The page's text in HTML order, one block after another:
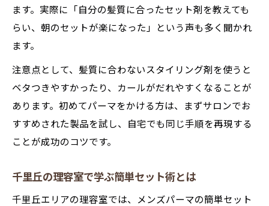
摂津市で注目されるメンズパーマの魅力を
探る
とは
ます。実際に「自分の髪質に合ったセット剤を教えても
らい、朝のセットが楽になった」という声も多く聞かれ
ます。
注意点として、髪質に合わないスタイリング剤を使うと
ベタつきやすかったり、カールがだれやすくなることが
あります。初めてパーマをかける方は、まずサロンでお
すすめされた製品を試し、自宅でも同じ手順を再現する
ことが成功のコツです。
千里丘の理容室で学ぶ簡単セット術とは
千里丘エリアの理容室では、メンズパーマの簡単セット